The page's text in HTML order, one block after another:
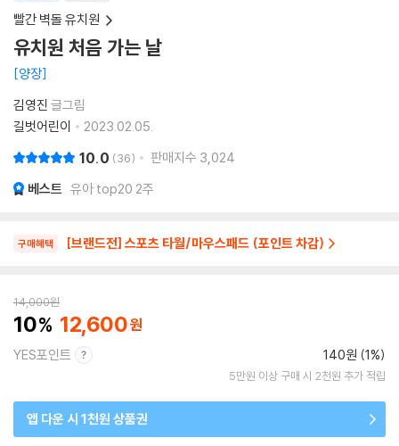
빨간 벽돌 유치원
유치원 처음 가는 날
양장
김영진 글그림
길벗어린이
2023.02.05.
10.0 36 판매지수 3,024
베스트 유아 top20 2주
구매혜택 [브랜드전] 스포츠 타월/마우스패드 (포인트 차감)
14,000원
10 12,600
YES포인트 140원 (1%)
5만원 이상 구매 시 2천원 추가 적립
앱 다운 시 1천원 상품권